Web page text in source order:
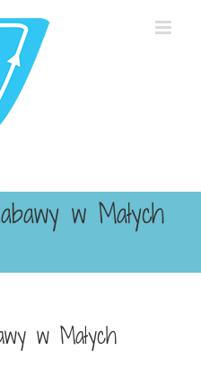
w Małych
w Małych